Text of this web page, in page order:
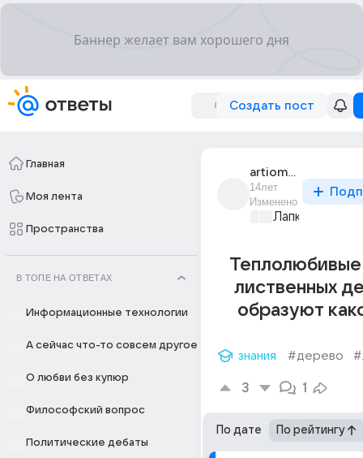
Создать пост
Главная
Моя лента
Пространства
В ТОПЕ НА ОТВЕТАХ
Информационные технологии
А сейчас что-то совсем другое
О любви без купюр
Философский вопрос
Политические дебаты
artiom_reniov
14лет
Изменено
Лапки и
лиственных
образуют
знания #дерево
3 1
По дате По рейтингу